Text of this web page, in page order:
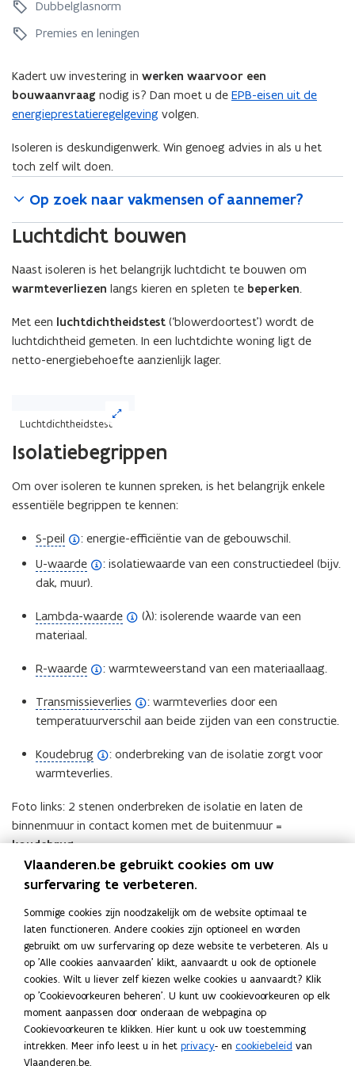
a
t
l
a
e
a
n
g
g
l
i
n
g
Dubbelglasnorm
Premies en leningen
Kadert uw investering in werken waarvoor een
bouwaanvraag nodig is? Dan moet u de EPB-eisen uit de
energieprestatieregelgeving volgen.
Isoleren is deskundigenwerk. Win genoeg advies in als u het
toch zelf wilt doen.
Op zoek naar vakmensen of aannemer?
Luchtdicht bouwen
Luchtdichtheidstest
op
afbeelding
een
vergrote
Naast isoleren is het belangrijk luchtdicht te bouwen om
warmteverliezen langs kieren en spleten te beperken.
Met een luchtdichtheidstest (‘blowerdoortest’) wordt de
luchtdichtheid gemeten. In een luchtdichte woning ligt de
netto-energiebehoefte aanzienlijk lager.
Isolatiebegrippen
Om over isoleren te kunnen spreken, is het belangrijk enkele
essentiële begrippen te kennen:
S-peil
(
o
p
n
d
f
n
i
t
i
)
: energie-efficiëntie van de gebouwschil.
U-waarde
(
o
e
n
e
f
i
i
t
e
)
: isolatiewaarde van een constructiedeel (bijv.
dak, muur).
Lambda-waarde
(
o
e
d
e
f
i
i
t
i
e
)
(λ): isolerende waarde van een
materiaal.
R-waarde
(
p
e
d
e
f
i
n
e
)
: warmteweerstand van een materiaallaag.
Transmissieverlies
(
o
e
n
e
f
n
i
t
i
e
: warmteverlies door een
temperatuurverschil aan beide zijden van een constructie.
Koudebrug
(
o
e
n
d
e
f
n
i
t
i
e
)
: onderbreking van de isolatie zorgt voor
warmteverlies.
(Klik
op
afbeelding
voor
een
vergrote
weergave)
Foto links: 2 stenen onderbreken de isolatie en laten de
binnenmuur in contact komen met de buitenmuur =
koudebrug.
Foto rechts: dakisolatie en muurisolatie sluiten aan zonder
onderbreking =koudebrug vermeden
Deel deze pagina
L
i
n
K
o
p
Vlaanderen.be gebruikt cookies om uw
surfervaring te verbeteren.
Sommige cookies zijn noodzakelijk om de website optimaal te
laten functioneren. Andere cookies zijn optioneel en worden
gebruikt om uw surfervaring op deze website te verbeteren. Als u
op 'Alle cookies aanvaarden' klikt, aanvaardt u ook de optionele
cookies. Wilt u liever zelf kiezen welke cookies u aanvaardt? Klik
op 'Cookievoorkeuren beheren'. U kunt uw cookievoorkeuren op elk
moment aanpassen door onderaan de webpagina op
Cookievoorkeuren te klikken. Hier kunt u ook uw toestemming
intrekken. Meer info leest u in het privacy- en cookiebeleid van
Vlaanderen.be.